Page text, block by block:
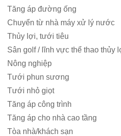
Tăng áp đường ống
Chuyển từ nhà máy xử lý nước
Thủy lợi, tưới tiêu
Sân golf / lĩnh vực thể thao thủy
Nông nghiệp
Tưới phun sương
Tưới nhỏ giọt
Tăng áp công trình
Tăng áp cho nhà cao tầng
Tòa nhà/khách sạn